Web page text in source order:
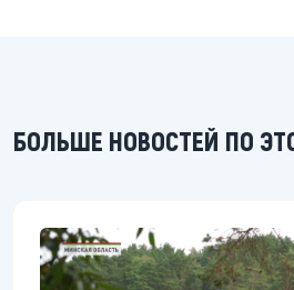
БОЛЬШЕ НОВОСТЕЙ ПО